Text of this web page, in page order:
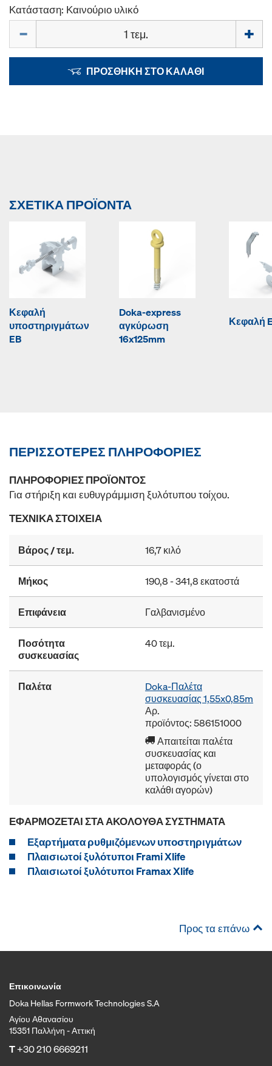
Κατάσταση: Καινούριο υλικό
ΠΡΟΣΘΉΚΗ ΣΤΟ ΚΑΛΆΘΙ
ΣΧΕΤΙΚΆ ΠΡΟΪΌΝΤΑ
Κεφαλή
υποστηριγμάτων
EB
Doka-express
αγκύρωση
16x125mm
Κεφαλή
ΠΕΡΙΣΣΌΤΕΡΕΣ ΠΛΗΡΟΦΟΡΊΕΣ
ΠΛΗΡΟΦΟΡΊΕΣ ΠΡΟΪΌΝΤΟΣ
Για στήριξη και ευθυγράμμιση ξυλότυπου τοίχου.
ΤΕΧΝΙΚΆ ΣΤΟΙΧΕΊΑ
Βάρος / τεμ. 16,7 κιλό
Μήκος 190,8 - 341,8 εκατοστά
Επιφάνεια Γαλβανισμένο
Ποσότητα
συσκευασίας
40 τεμ.
Παλέτα
Doka-Παλέτα
συσκευασίας 1,55x0,85m
Αρ.
προϊόντος: 586151000
Απαιτείται παλέτα
συσκευασίας και
μεταφοράς (ο
υπολογισμός γίνεται στο
καλάθι αγορών)
ΕΦΑΡΜΌΖΕΤΑΙ ΣΤΑ ΑΚΌΛΟΥΘΑ ΣΥΣΤΉΜΑΤΑ
Εξαρτήματα ρυθμιζόμενων υποστηριγμάτων
Πλαισιωτοί ξυλότυποι Frami Xlife
Πλαισιωτοί ξυλότυποι Framax Xlife
Προς τα επάνω
Επικοινωνία
Doka Hellas Formwork Technologies S.A
Αγίου Αθανασίου
15351 Παλλήνη - Αττική
T+30 210 6669211